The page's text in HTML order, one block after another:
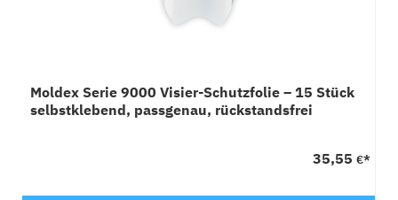
Moldex Serie 9000 Visier-Schutzfolie – 15 Stück
selbstklebend, passgenau, rückstandsfrei
35,55 €*